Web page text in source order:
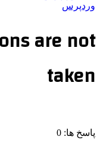
وردپرس
are not
taken
پاسخ ها: 0